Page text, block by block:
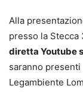
Alla
presso la Stecca
diretta Youtube
saranno presenti
Legambiente